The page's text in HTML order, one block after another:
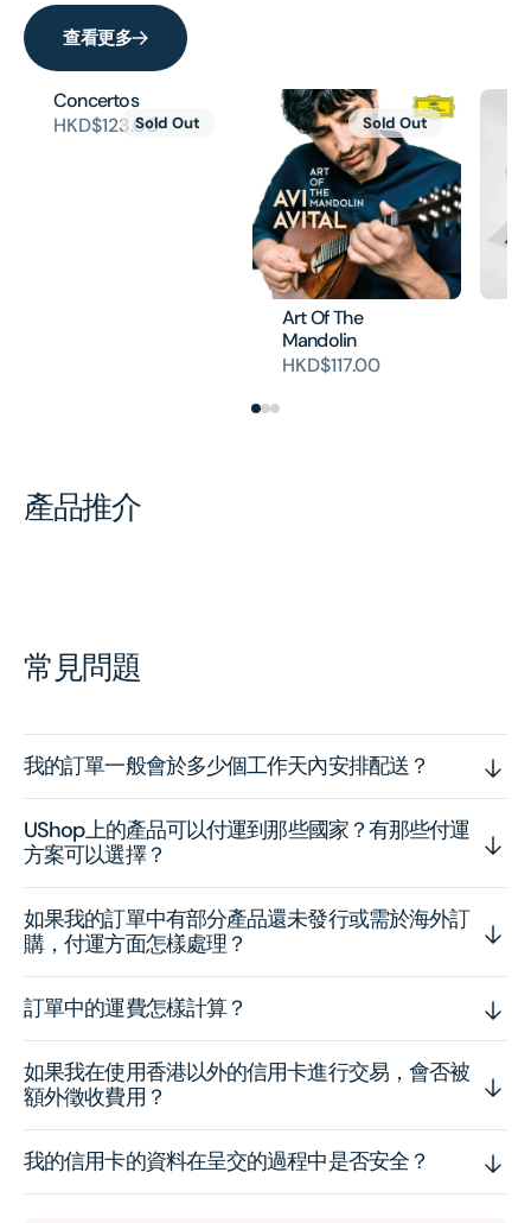
查看更多
Concertos
HKD$123.00Sold Out
Art Of The
Mandolin
HKD$117.00
Sold Out
產品推介
常見問題
我的訂單一般會於多少個工作天內安排配送？
UShop上的產品可以付運到那些國家？有那些付運
方案可以選擇？
如果我的訂單中有部分產品還未發行或需於海外訂
購，付運方面怎樣處理？
訂單中的運費怎樣計算？
如果我在使用香港以外的信用卡進行交易，會否被
額外徵收費用？
我的信用卡的資料在呈交的過程中是否安全？